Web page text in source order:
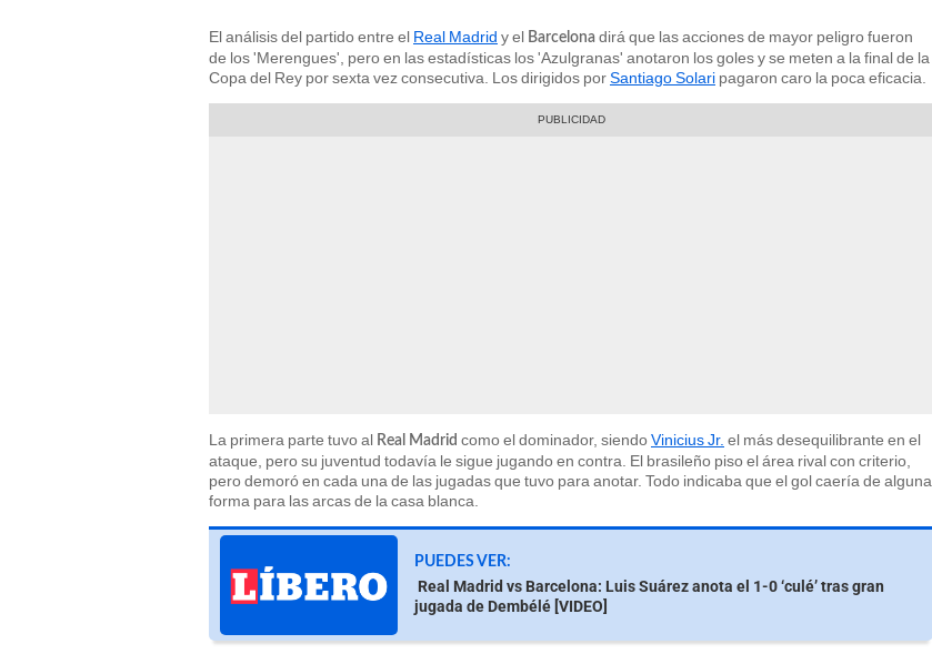
El análisis del partido entre el Real Madrid y el Barcelona dirá que las acciones de mayor peligro fueron
de los 'Merengues', pero en las estadísticas los 'Azulgranas' anotaron los goles y se meten a la final de la
Copa del Rey por sexta vez consecutiva. Los dirigidos porSantiago Solari pagaron caro la poca eficacia.
La primera parte tuvo al Real Madrid como el dominador, siendoVinicius Jr. el más desequilibrante en el
ataque, pero su juventud todavía le sigue jugando en contra. El brasileño piso el área rival con criterio,
pero demoró en cada una de las jugadas que tuvo para anotar. Todo indicaba que el gol caería de alguna
forma para las arcas de la casa blanca.
PUEDES VER:
Real Madrid vs Barcelona: Luis Suárez anota el 1-0 ‘culé’ tras gran
jugada de Dembélé [VIDEO]